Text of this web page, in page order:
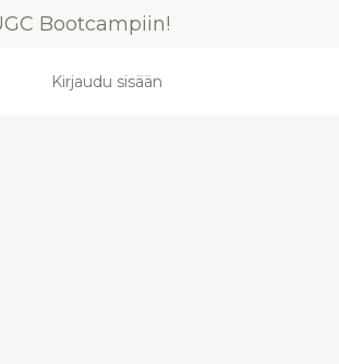
Bootcampiin!
Kirjaudu sisään